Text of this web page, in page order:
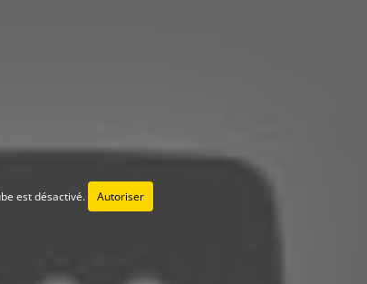
est désactivé. Autoriser